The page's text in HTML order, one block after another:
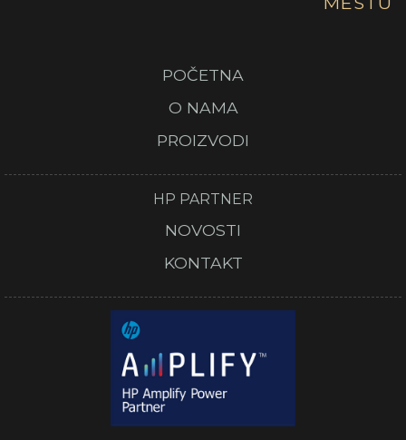
POČETNA
O NAMA
PROIZVODI
HP PARTNER
NOVOSTI
KONTAKT